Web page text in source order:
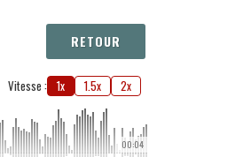
RETOUR
Vitesse : 1x 1.5x 2x
00:04